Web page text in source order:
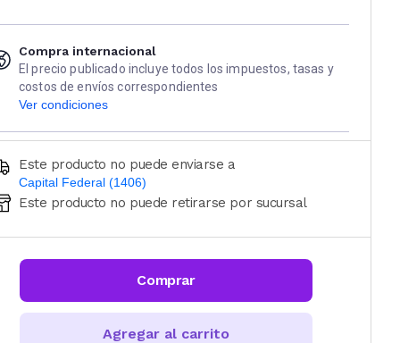
Compra internacional
El precio publicado incluye todos los impuestos, tasas y
costos de envíos correspondientes
Ver condiciones
Este producto no puede enviarse a
Capital Federal (1406)
Ingresá código postal (sólo números)
CALCULAR
Este producto no puede retirarse por sucursal
Comprar
Agregar al carrito